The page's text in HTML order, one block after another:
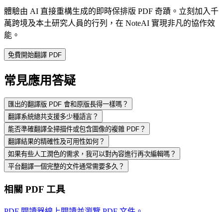
體驗由 AI 直接重構生成的即時保排版 PDF 奇蹟。立刻加入千
萬跨境及本土研究人員的行列，在 NoteAI 實現非凡的協作效
能。
免費開始翻譯 PDF
常見應用答疑
匯出的翻譯版 PDF 會和原版長得一樣嗎？
翻譯系統總共支援多少種語言？
能否準確翻譯全掃描件或包含圖像的複雜 PDF？
翻譯結果的精確性及可用性如何？
如果有些人工潤色的需求，我可以對內容進行再次編輯嗎？
平台翻譯一個完整的文件通常需要多久？
相關 PDF 工具